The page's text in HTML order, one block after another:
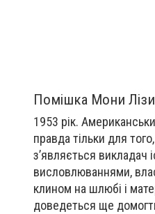
Помішка Мони Лізи
1953 рік.
правда тільки для
з’являється викладач
висловлюваннями,
клином на шлюбі і
доведеться ще